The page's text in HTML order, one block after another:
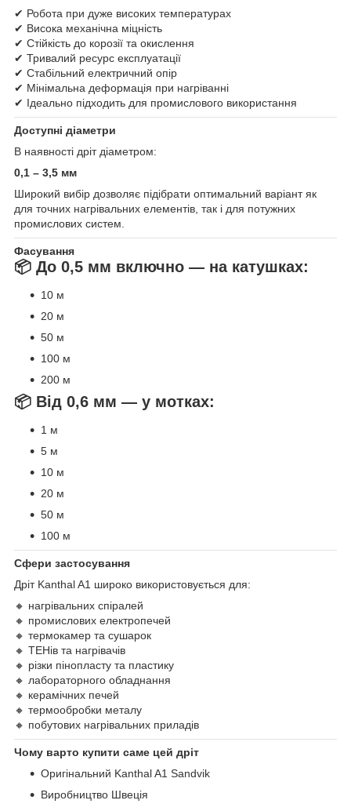
✔ Робота при дуже високих температурах
✔ Висока механічна міцність
✔ Стійкість до корозії та окислення
✔ Тривалий ресурс експлуатації
✔ Стабільний електричний опір
✔ Мінімальна деформація при нагріванні
✔ Ідеально підходить для промислового використання
Доступні діаметри
В наявності дріт діаметром:
0,1 – 3,5 мм
Широкий вибір дозволяє підібрати оптимальний варіант як
для точних нагрівальних елементів, так і для потужних
промислових систем.
Фасування
📦 До 0,5 мм включно — на катушках:
10 м
20 м
50 м
100 м
200 м
📦 Від 0,6 мм — у мотках:
1 м
5 м
10 м
20 м
50 м
100 м
Сфери застосування
Дріт Kanthal A1 широко використовується для:
🔸 нагрівальних спіралей
🔸 промислових електропечей
🔸 термокамер та сушарок
🔸 ТЕНів та нагрівачів
🔸 різки пінопласту та пластику
🔸 лабораторного обладнання
🔸 керамічних печей
🔸 термообробки металу
🔸 побутових нагрівальних приладів
Чому варто купити саме цей дріт
Оригінальний Kanthal A1 Sandvik
Виробництво Швеція